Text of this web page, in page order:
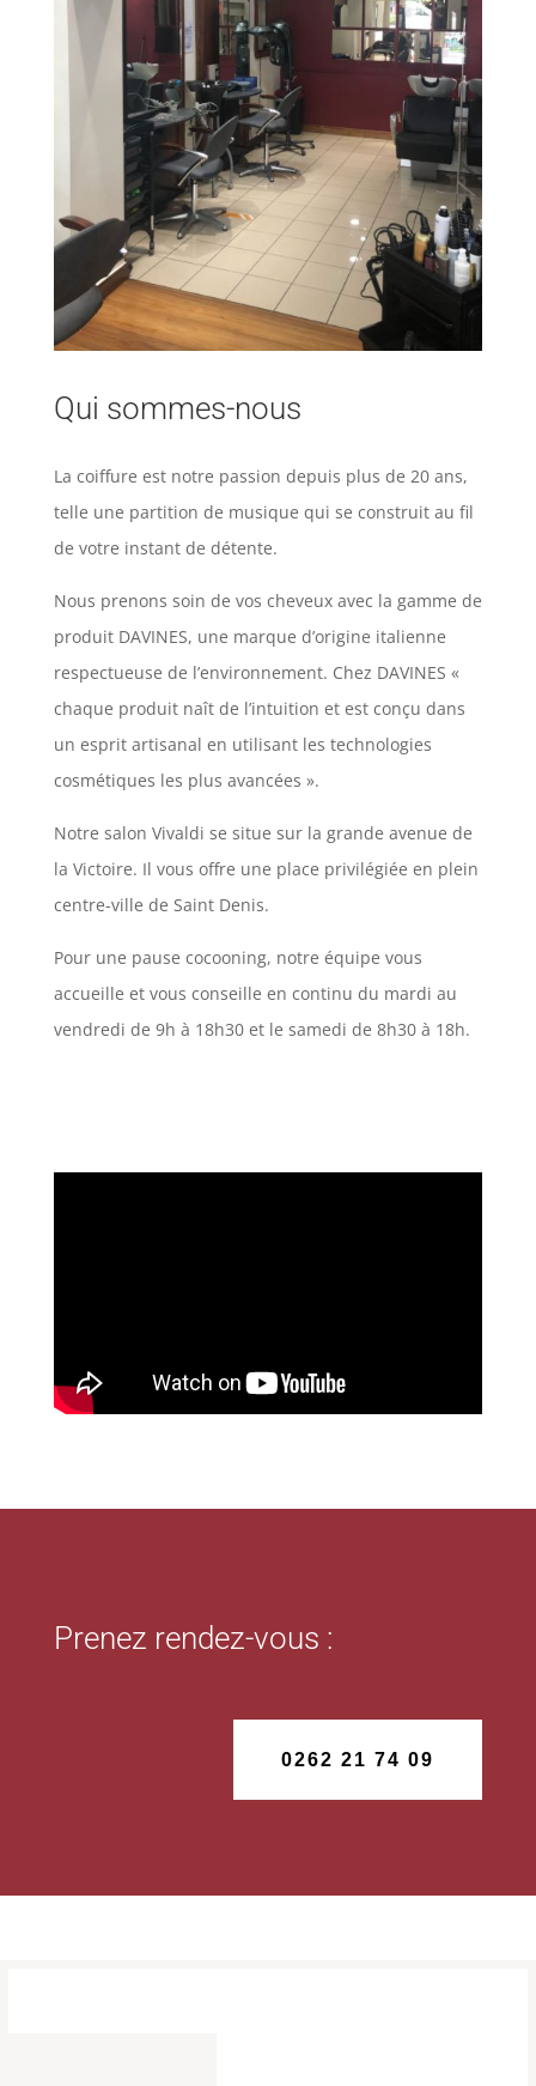
Qui sommes-nous
La coiffure est notre passion depuis plus de 20 ans,
telle une partition de musique qui se construit au fil
de votre instant de détente.
Nous prenons soin de vos cheveux avec la gamme de
produit DAVINES, une marque d’origine italienne
respectueuse de l’environnement. Chez DAVINES «
chaque produit naît de l’intuition et est conçu dans
un esprit artisanal en utilisant les technologies
cosmétiques les plus avancées ».
Notre salon Vivaldi se situe sur la grande avenue de
la Victoire. Il vous offre une place privilégiée en plein
centre-ville de Saint Denis.
Pour une pause cocooning, notre équipe vous
accueille et vous conseille en continu du mardi au
vendredi de 9h à 18h30 et le samedi de 8h30 à 18h.
Prenez rendez-vous :
0262 21 74 09